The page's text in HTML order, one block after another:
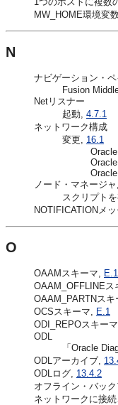
MW_HOME環境変
N
ナビゲーション・ペ
Fusion
Netリスナー
起動, 4.7.1
ネットワーク構成
変更, 16.1
ノード・マネージャ,
スクリプト
NOTIFICATIONメ
O
OAAMスキーマ,
E.1
OAAM_OFFLINEス
OAAM_PARTNスキ
OCSスキーマ,
E.1
ODI_REPOスキーマ,
ODL
「Oracle
ODLアーカイブ,
ODLログ, 13.4.2
オフライン・バック
ネットワークに接